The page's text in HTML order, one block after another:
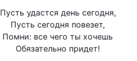
Пусть удастся день сегодня,
Пусть сегодня повезет,
Помни: все чего ты хочешь
Обязательно придет!